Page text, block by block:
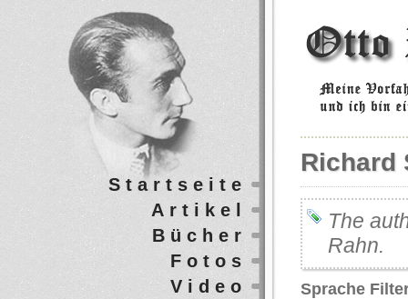
Richard
The
Rahn.
Sprache
Startseite
Artikel
Bücher
Fotos
Video